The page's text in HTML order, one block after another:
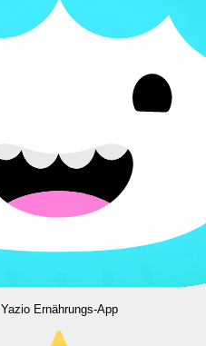
Yazio Ernährungs-App